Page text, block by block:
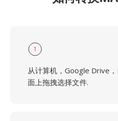
1
从计算机，Google Drive
面上拖拽选择文件.